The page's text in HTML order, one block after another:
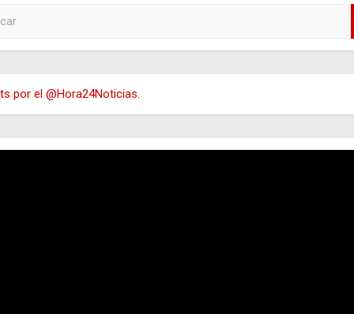
por el @Hora24Noticias.